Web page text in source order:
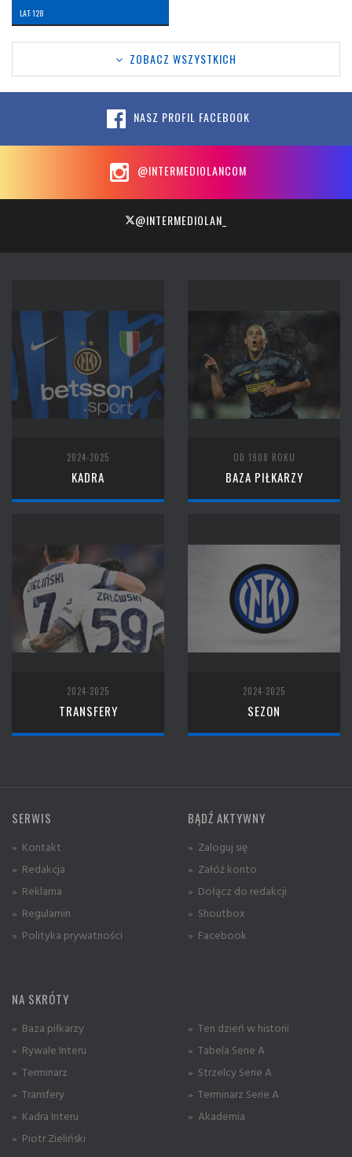
LAT: 128
ZOBACZ WSZYSTKICH
NASZ PROFIL FACEBOOK
@INTERMEDIOLANCOM
@INTERMEDIOLAN_
2024-2025
KADRA
OD 1908 ROKU
BAZA PIŁKARZY
2024-2025
TRANSFERY
2024-2025
SEZON
SERWIS
» Kontakt
» Redakcja
» Reklama
» Regulamin
» Polityka prywatności
BĄDŹ AKTYWNY
» Zaloguj się
» Załóż konto
» Dołącz do redakcji
» Shoutbox
» Facebook
NA SKRÓTY
» Baza piłkarzy
» Rywale Interu
» Terminarz
» Transfery
» Kadra Interu
» Piotr Zieliński
» Ten dzień w historii
» Tabela Serie A
» Strzelcy Serie A
» Terminarz Serie A
» Akademia